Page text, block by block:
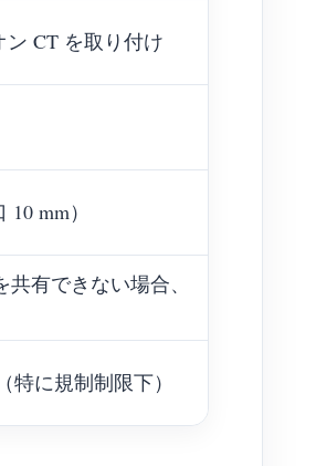
CT を取り付け
mm）
有できない場合、
に規制制限下）